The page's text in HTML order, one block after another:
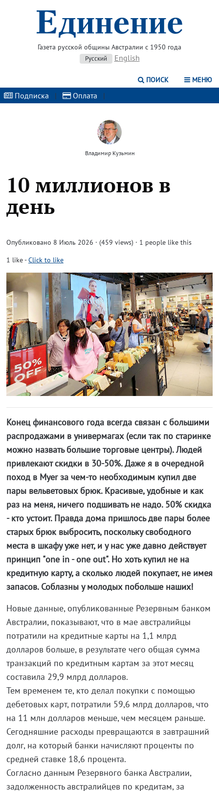
Газета русской общины Австралии с 1950 года
Русский English
ПОИСК МЕНЮ
Подписка | Оплата |
Владимир Кузьмин
10 миллионов в
день
Опубликовано 8 Июль 2026 · (459 views) · 1 people like this
1 like-Click to like
Конец финансового года всегда связан с большими
распродажами в универмагах (если так по старинке
можно назвать большие торговые центры). Людей
привлекают скидки в 30-50%. Даже я в очередной
поход в Myer за чем-то необходимым купил две
пары вельветовых брюк. Красивые, удобные и как
раз на меня, ничего подшивать не надо. 50% скидка
- кто устоит. Правда дома пришлось две пары более
старых брюк выбросить, поскольку свободного
места в шкафу уже нет, и у нас уже давно действует
принцип "one in - one out". Но хоть купил не на
кредитную карту, а сколько людей покупает, не имея
запасов. Соблазны у молодых побольше наших!
Новые данные, опубликованные Резервным банком
Австралии, показывают, что в мае австралийцы
потратили на кредитные карты на 1,1 млрд
долларов больше, в результате чего общая сумма
транзакций по кредитным картам за этот месяц
составила 29,9 млрд долларов.
Тем временем те, кто делал покупки с помощью
дебетовых карт, потратили 59,6 млрд долларов, что
на 11 млн долларов меньше, чем месяцем раньше.
Сегодняшние расходы превращаются в завтрашний
долг, на который банки начисляют проценты по
средней ставке 18,6 процента.
Согласно данным Резервного банка Австралии,
задолженность австралийцев по кредитам, за